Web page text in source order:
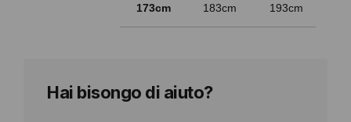
173cm
183cm
193cm
Hai bisongo di aiuto?